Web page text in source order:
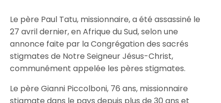
Le père Paul Tatu, missionnaire, a été assassiné le
27 avril dernier, en Afrique du Sud, selon une
annonce faite par la Congrégation des sacrés
stigmates de Notre Seigneur Jésus-Christ,
communément appelée les pères stigmates.
Le père Gianni Piccolboni, 76 ans, missionnaire